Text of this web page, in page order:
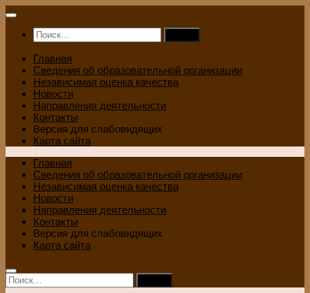
Перейти
содержимому
Найти:
Главная
Сведения об образовательной организации
Независимая оценка качества
Новости
Направления деятельности
Контакты
Версия для слабовидящих
Карта сайта
Главная
Сведения об образовательной организации
Независимая оценка качества
Новости
Направления деятельности
Контакты
Версия для слабовидящих
Карта сайта
Найти: